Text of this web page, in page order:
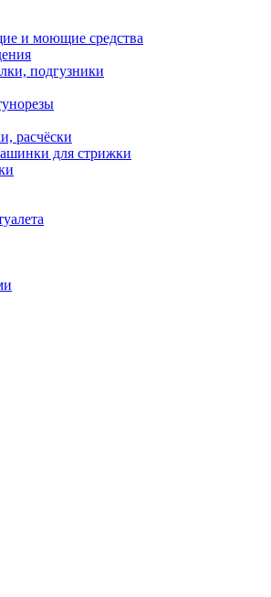
и моющие средства
подгузники
расчёски
для стрижки